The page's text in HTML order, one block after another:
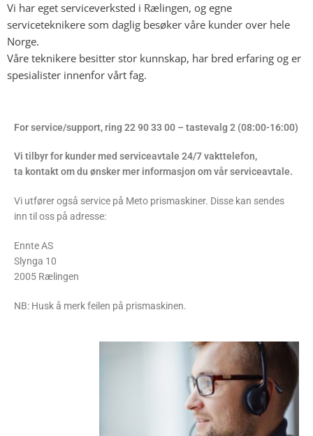
Vi har eget serviceverksted i Rælingen, og egne
serviceteknikere som daglig besøker våre kunder over hele
Norge.
Våre teknikere besitter stor kunnskap, har bred erfaring og er
spesialister innenfor vårt fag.
For service/support, ring 22 90 33 00 – tastevalg 2 (08:00-16:00)
Vi tilbyr for kunder med serviceavtale 24/7 vakttelefon,
ta kontakt om du ønsker mer informasjon om vår serviceavtale.
Vi utfører også service på Meto prismaskiner. Disse kan sendes
inn til oss på adresse:
Ennte AS
Slynga 10
2005 Rælingen
NB: Husk å merk feilen på prismaskinen.